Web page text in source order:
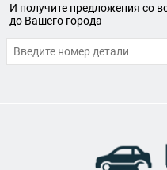
И получите предложения со
до Вашего города